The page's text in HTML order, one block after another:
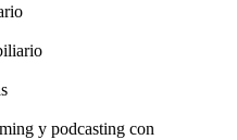
y podcasting con